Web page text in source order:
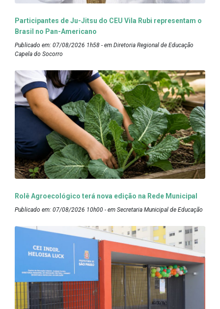
Participantes de Ju-Jitsu do CEU Vila Rubi representam o
Brasil no Pan-Americano
Publicado em: 07/08/2026 1h58 - em Diretoria Regional de Educação
Capela do Socorro
Rolê Agroecológico terá nova edição na Rede Municipal
Publicado em: 07/08/2026 10h00 - em Secretaria Municipal de Educação